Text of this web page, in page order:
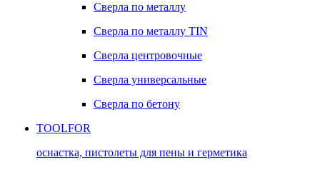
Сверла по металлу
Сверла по металлу TIN
Сверла центровочные
Сверла универсальные
Сверла по бетону
TOOLFOR
оснастка, пистолеты для пены и герметика